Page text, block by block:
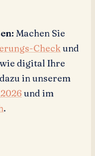
Machen Sie
Checkund
digital Ihre
in unserem
und im
.